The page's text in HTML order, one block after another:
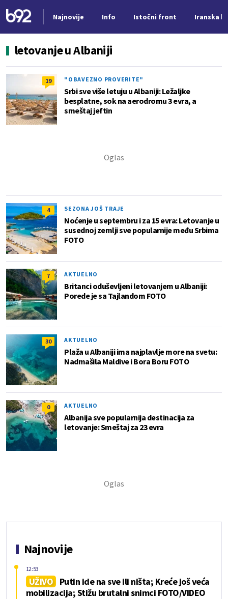
Najnovije Info Istočni front Iranska
letovanje u Albaniji
19 "OBAVEZNO PROVERITE"
Srbi sve više letuju u Albaniji: Ležaljke
besplatne, sok na aerodromu 3 evra, a
smeštaj jeftin
4 SEZONA JOŠ TRAJE
Noćenje u septembru i za 15 evra: Letovanje u
susednoj zemlji sve popularnije među Srbima
FOTO
7 AKTUELNO
Britanci oduševljeni letovanjem u Albaniji:
Porede je sa Tajlandom FOTO
30 AKTUELNO
Plaža u Albaniji ima najplavlje more na svetu:
Nadmašila Maldive i Bora Boru FOTO
0 AKTUELNO
Albanija sve popularnija destinacija za
letovanje: Smeštaj za 23 evra
Najnovije
UŽIVO
Putin ide na sve ili ništa; Kreće još veća
mobilizacija; Stižu brutalni snimci FOTO/VIDEO
12:53